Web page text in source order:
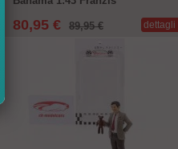
80,95 € 89,95 € dettagli